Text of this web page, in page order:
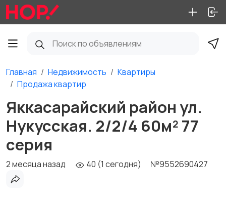
Главная Недвижимость
Квартиры
Продажа квартир
Яккасарайский район ул.
Нукусская. 2/2/4 60м² 77
серия
2 месяца назад 40 (1 сегодня) №9552690427